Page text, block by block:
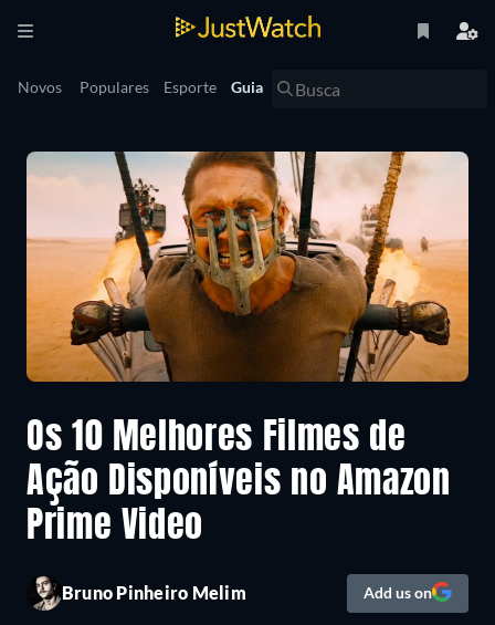
Novos Populares Esporte Guia
Os 10 Melhores Filmes de
Ação Disponíveis no Amazon
Prime Video
Bruno Pinheiro Melim Add us on